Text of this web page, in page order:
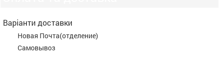
Варіанти доставки
Новая Почта(отделение)
Самовывоз